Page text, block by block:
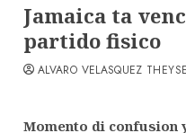
Jamaica ta
partido fisico
ALVARO VELASQUEZ
Momento di confusion